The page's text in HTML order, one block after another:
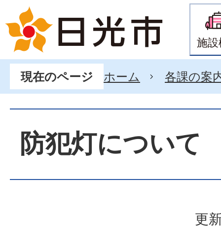
施
現在のページ ホーム 各課の案
防犯灯について
更